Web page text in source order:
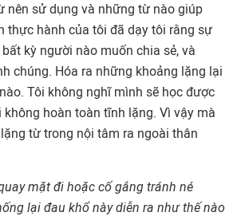
nên sử dụng và những từ nào giúp
thực hành của tôi đã dạy tôi rằng sự
kỳ người nào muốn chia sẻ, và
chúng. Hóa ra những khoảng lặng lại
Tôi không nghĩ mình sẽ học được
hoàn toàn tĩnh lặng. Vì vậy mà
từ trong nội tâm ra ngoài thân
mặt đi hoặc cố gắng tránh né
lại đau khổ này diễn ra như thế nào